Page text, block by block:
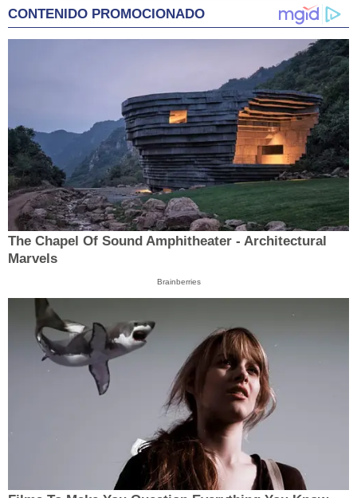
CONTENIDO PROMOCIONADO
The Chapel Of Sound Amphitheater - Architectural
Marvels
Brainberries